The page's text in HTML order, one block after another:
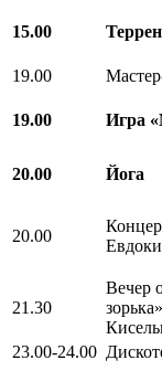
15.00
19.00
19.00 Игра
20.00
Йога
20.00
21.30
Вечер
23.00-24.00